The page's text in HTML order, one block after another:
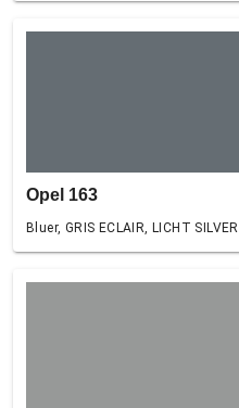
Opel 163
Bluer, GRIS ECLAIR, LICHT SILVER